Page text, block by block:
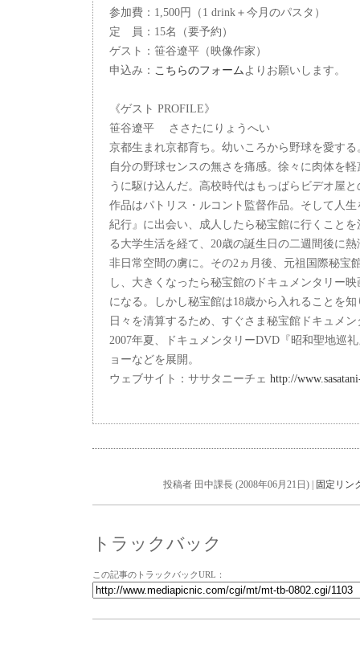
参加費：1,500円（1 drink＋今月のパスタ）
定 員：15名（要予約）
ゲスト：笹谷遼平（映像作家）
申込み： こちらのフォーム よりお願いします。
《ゲスト PROFILE》
笹谷遼平 ささたにりょうへい
京都生まれ京都育ち。幼いころから野球を愛す
自分の野球センスの無さを痛感。徐々に肉体を
うに駆け込んだ。高校時代はもっぱらビデオ屋
作品はパトリス・ルコント監督作品。そして人
紀行』に出会い、成人したら秘宝館に行くこと
る大学生活を経て、20歳の誕生日の二週間後に
非日常空間の虜に。その2ヵ月後、元祖国際秘宝
し、大きくなったら秘宝館のドキュメンタリー
になる。しかし秘宝館は18歳から入れることを
日々を清算するため、すぐさま秘宝館ドキュメ
2007年夏、ドキュメンタリーDVD『昭和聖地巡
ョーなどを展開。
ウェブサイト：ササタニーチェ http://
投稿者 田中課長 (2008年06月21日) | 固定リン
トラックバック
この記事のトラックバックURL：